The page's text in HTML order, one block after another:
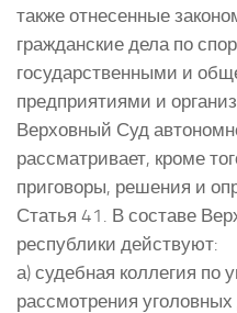
также отнесенные
гражданские дела по
государственными и
предприятиями и
Верховный Суд
рассматривает, кроме
приговоры, решения и
Статья 41. В составе
республики действуют:
а) судебная коллегия по
рассмотрения